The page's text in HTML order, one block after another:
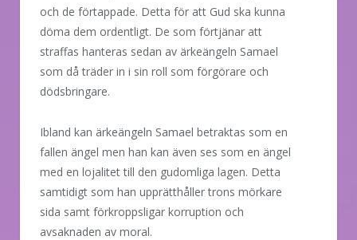
och de förtappade. Detta för att Gud ska kunna
döma dem ordentligt. De som förtjänar att
straffas hanteras sedan av ärkeängeln Samael
som då träder in i sin roll som förgörare och
dödsbringare.
Ibland kan ärkeängeln Samael betraktas som en
fallen ängel men han kan även ses som en ängel
med en lojalitet till den gudomliga lagen. Detta
samtidigt som han upprätthåller trons mörkare
sida samt förkroppsligar korruption och
avsaknaden av moral.